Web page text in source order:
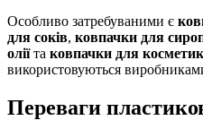
Особливо затребуваними є
для соків, ковпачки для
оліїта ковпачки для
використовуються
Переваги